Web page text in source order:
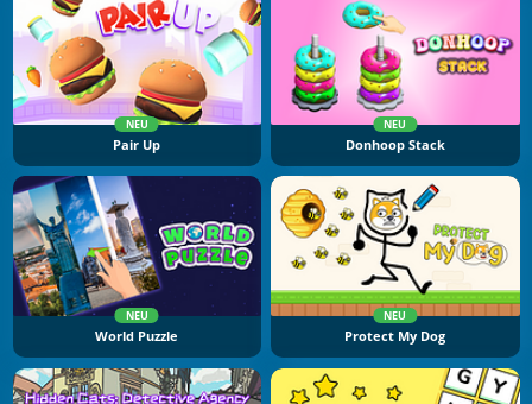
NEU
Pair Up
NEU
Donhoop Stack
NEU
World Puzzle
NEU
Protect My Dog